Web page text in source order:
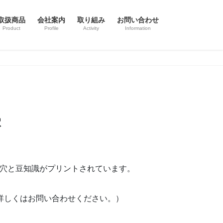
扱商品
Product
会社案内
Profile
取り組み
Activity
お問い合わせ
Information
と豆知識がプリントされています。
くはお問い合わせください。）